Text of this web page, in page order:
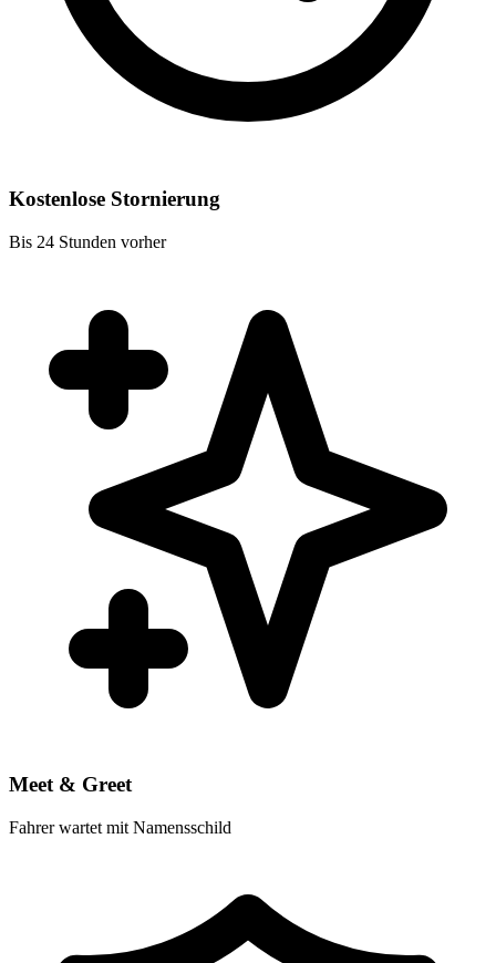
Kostenlose Stornierung
Bis 24 Stunden vorher
Meet & Greet
Fahrer wartet mit Namensschild